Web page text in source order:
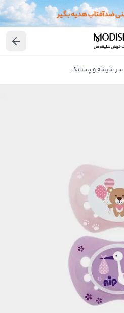
سر شیشه و پستانک